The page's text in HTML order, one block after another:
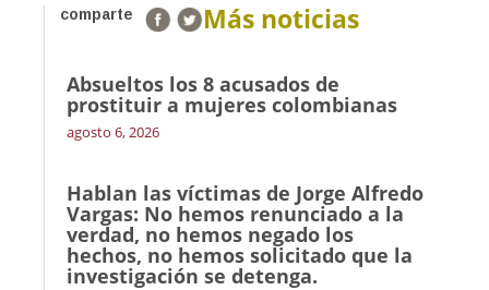
comparte Más noticias
Absueltos los 8 acusados de
prostituir a mujeres colombianas
agosto 6, 2026
Hablan las víctimas de Jorge Alfredo
Vargas: No hemos renunciado a la
verdad, no hemos negado los
hechos, no hemos solicitado que la
investigación se detenga.